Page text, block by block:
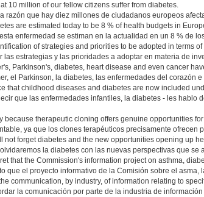
10 million of our fellow citizens suffer from diabetes.
razón que hay diez millones de ciudadanos europeos
are estimated today to be 8 % of health budgets in
enfermedad se estiman en la actualidad en un 8 % de
of strategies and priorities to be adopted in terms
las estrategias y las prioridades a adoptar en materia de
Parkinson's, diabetes, heart disease and even cancer
el Parkinson, la diabetes, las enfermedades del
that childhood diseases and diabetes are now included
que las enfermedades infantiles, la diabetes - les
because therapeutic cloning offers genuine opportunities
ya que los clones terapéuticos precisamente
not forget diabetes and the new opportunities opening up
la diabetes con las nuevas perspectivas que
that the Commission's information project on asthma,
que el proyecto informativo de la Comisión sobre el
communication, by industry, of information relating to
la comunicación por parte de la industria de